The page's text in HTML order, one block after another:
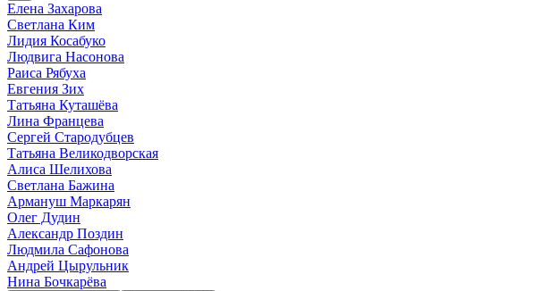
Елена Захарова
Светлана Ким
Лидия Косабуко
Людвига Насонова
Раиса Рябуха
Евгения Зих
Татьяна Куташёва
Лина Францева
Сергей Стародубцев
Татьяна Великодворская
Алиса Шелихова
Светлана Бажина
Армануш Маркарян
Олег Дудин
Александр Поздин
Людмила Сафонова
Андрей Цырульник
Нина Бочкарёва